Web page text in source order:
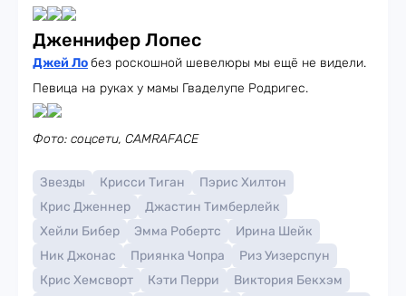
Дженнифер Лопес
Джей Ло без роскошной шевелюры мы ещё не видели.
Певица на руках у мамы Гваделупе Родригес.
Фото: соцсети, CAMRAFACE
Звезды Крисси Тиган
Пэрис Хилтон
Крис Дженнер
Джастин Тимберлейк
Хейли Бибер
Эмма Робертс
Ирина Шейк
Ник Джонас
Приянка Чопра
Риз Уизерспун
Крис Хемсворт
Кэти Перри
Виктория Бекхэм